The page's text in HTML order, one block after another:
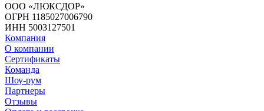
ООО «ЛЮКСДОР»
ОГРН 1185027006790
ИНН 5003127501
Компания
О компании
Сертификаты
Команда
Шоу-рум
Партнеры
Отзывы